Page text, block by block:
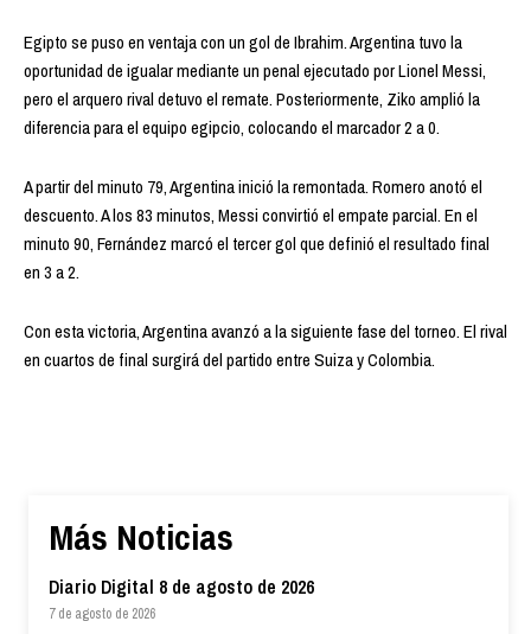
Egipto se puso en ventaja con un gol de Ibrahim. Argentina tuvo la
oportunidad de igualar mediante un penal ejecutado por Lionel Messi,
pero el arquero rival detuvo el remate. Posteriormente, Ziko amplió la
diferencia para el equipo egipcio, colocando el marcador 2 a 0.
A partir del minuto 79, Argentina inició la remontada. Romero anotó el
descuento. A los 83 minutos, Messi convirtió el empate parcial. En el
minuto 90, Fernández marcó el tercer gol que definió el resultado final
en 3 a 2.
Con esta victoria, Argentina avanzó a la siguiente fase del torneo. El rival
en cuartos de final surgirá del partido entre Suiza y Colombia.
Más Noticias
Diario Digital 8 de agosto de 2026
7 de agosto de 2026